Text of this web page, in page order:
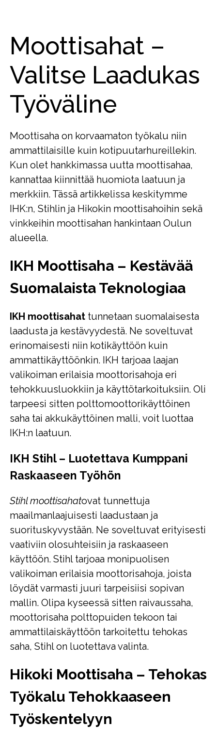
Moottisahat –
Valitse Laadukas
Työväline
Moottisaha on korvaamaton työkalu niin
ammattilaisille kuin kotipuutarhureillekin.
Kun olet hankkimassa uutta moottisahaa,
kannattaa kiinnittää huomiota laatuun ja
merkkiin. Tässä artikkelissa keskitymme
IHK:n, Stihlin ja Hikokin moottisahoihin sekä
vinkkeihin moottisahan hankintaan Oulun
alueella.
IKH Moottisaha – Kestävää
Suomalaista Teknologiaa
IKH moottisahat tunnetaan suomalaisesta
laadusta ja kestävyydestä. Ne soveltuvat
erinomaisesti niin kotikäyttöön kuin
ammattikäyttöönkin. IKH tarjoaa laajan
valikoiman erilaisia moottorisahoja eri
tehokkuusluokkiin ja käyttötarkoituksiin. Oli
tarpeesi sitten polttomoottorikäyttöinen
saha tai akkukäyttöinen malli, voit luottaa
IKH:n laatuun.
IKH Stihl – Luotettava Kumppani
Raskaaseen Työhön
Stihl moottisahatovat tunnettuja
maailmanlaajuisesti laadustaan ja
suorituskyvystään. Ne soveltuvat erityisesti
vaativiin olosuhteisiin ja raskaaseen
käyttöön. Stihl tarjoaa monipuolisen
valikoiman erilaisia moottorisahoja, joista
löydät varmasti juuri tarpeisiisi sopivan
mallin. Olipa kyseessä sitten raivaussaha,
moottorisaha polttopuiden tekoon tai
ammattilaiskäyttöön tarkoitettu tehokas
saha, Stihl on luotettava valinta.
Hikoki Moottisaha – Tehokas
Työkalu Tehokkaaseen
Työskentelyyn